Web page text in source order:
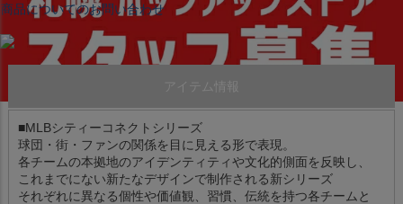
商品についてのお問い合わせ
アイテム情報
■MLBシティーコネクトシリーズ
球団・街・ファンの関係を目に見える形で表現。
各チームの本拠地のアイデンティティや文化的側面を反映し、
これまでにない新たなデザインで制作される新シリーズ
それぞれに異なる個性や価値観、習慣、伝統を持つ各チームと